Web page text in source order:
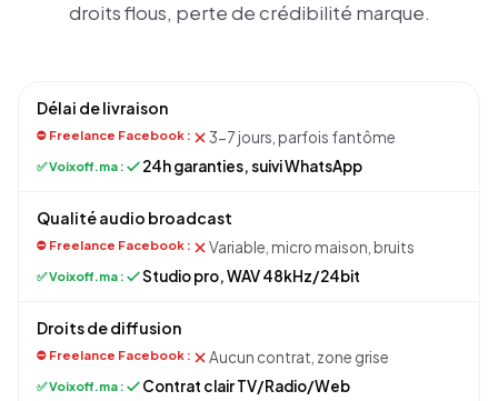
droits flous, perte de crédibilité marque.
Délai de livraison
3-7 jours, parfois fantôme
24h garanties, suivi WhatsApp
Qualité audio broadcast
Variable, micro maison, bruits
Studio pro, WAV 48kHz/24bit
Droits de diffusion
Aucun contrat, zone grise
Contrat clair TV/Radio/Web